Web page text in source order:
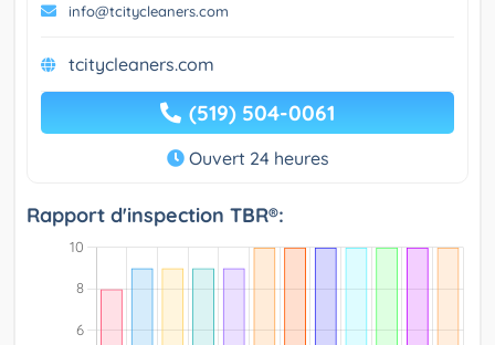
info@tcitycleaners.com
tcitycleaners.com
(519) 504-0061
Ouvert 24 heures
Rapport d'inspection TBR®: